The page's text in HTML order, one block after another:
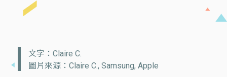
文字：Claire C.
圖片來源：Claire C., Samsung, Apple